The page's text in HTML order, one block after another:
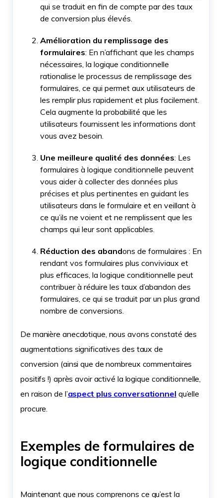
qui se traduit en fin de compte par des taux
de conversion plus élevés.
Amélioration du remplissage des
formulaires: En n’affichant que les champs
nécessaires, la logique conditionnelle
rationalise le processus de remplissage des
formulaires, ce qui permet aux utilisateurs de
les remplir plus rapidement et plus facilement.
Cela augmente la probabilité que les
utilisateurs fournissent les informations dont
vous avez besoin.
Une meilleure qualité des données: Les
formulaires à logique conditionnelle peuvent
vous aider à collecter des données plus
précises et plus pertinentes en guidant les
utilisateurs dans le formulaire et en veillant à
ce qu’ils ne voient et ne remplissent que les
champs qui leur sont applicables.
Réduction des abandons de formulaires : En
rendant vos formulaires plus conviviaux et
plus efficaces, la logique conditionnelle peut
contribuer à réduire les taux d’abandon des
formulaires, ce qui se traduit par un plus grand
nombre de conversions.
De manière anecdotique, nous avons constaté des
augmentations significatives des taux de
conversion (ainsi que de nombreux commentaires
positifs !) après avoir activé la logique conditionnelle,
en raison de l’aspect plus conversationnel qu’elle
procure.
Exemples de formulaires de
logique conditionnelle
Maintenant que nous comprenons ce qu’est la